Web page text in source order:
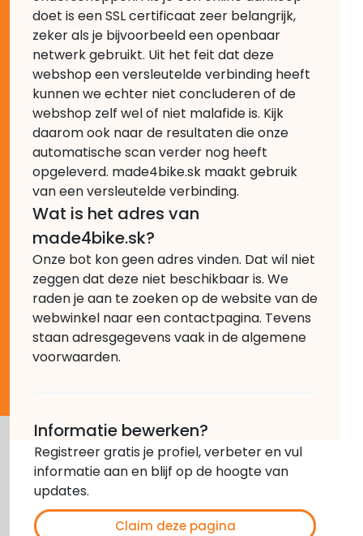
doet is een SSL certificaat zeer belangrijk,
zeker als je bijvoorbeeld een openbaar
netwerk gebruikt. Uit het feit dat deze
webshop een versleutelde verbinding heeft
kunnen we echter niet concluderen of de
webshop zelf wel of niet malafide is. Kijk
daarom ook naar de resultaten die onze
automatische scan verder nog heeft
opgeleverd. made4bike.sk maakt gebruik
van een versleutelde verbinding.
Wat is het adres van
made4bike.sk?
Onze bot kon geen adres vinden. Dat wil niet
zeggen dat deze niet beschikbaar is. We
raden je aan te zoeken op de website van de
webwinkel naar een contactpagina. Tevens
staan adresgegevens vaak in de algemene
voorwaarden.
Informatie bewerken?
Registreer gratis je profiel, verbeter en vul
informatie aan en blijf op de hoogte van
updates.
Claim deze pagina